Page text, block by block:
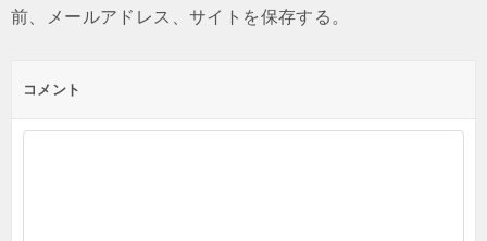
前、メールアドレス、サイトを保存する。
コメント